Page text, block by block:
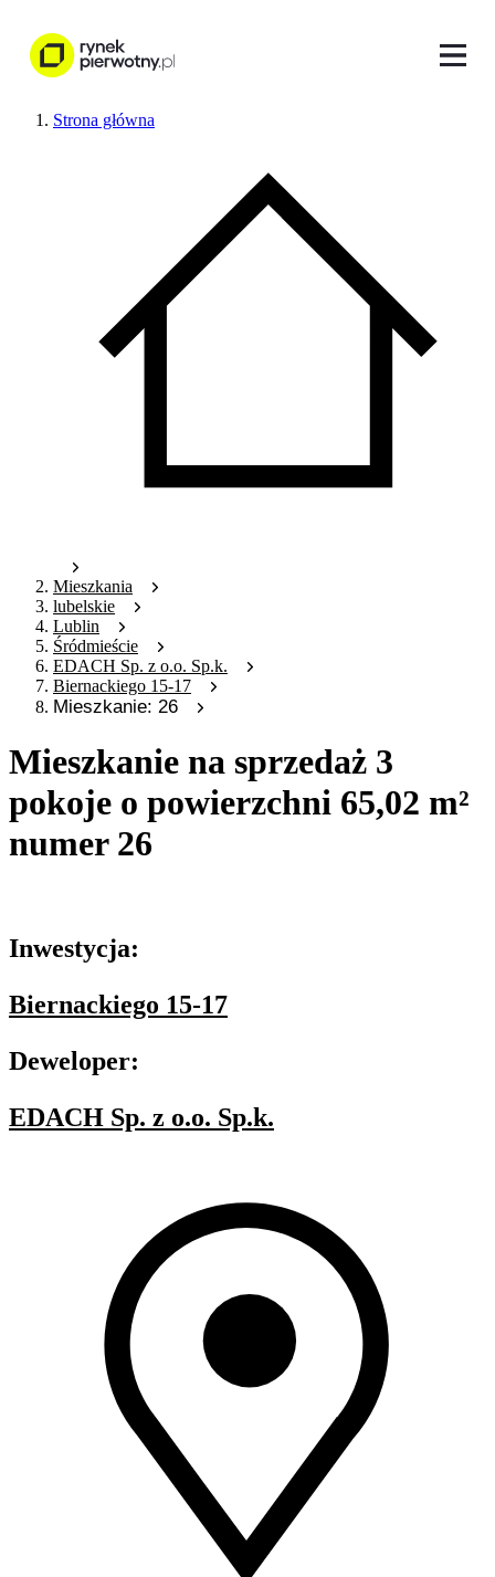
Strona główna
Mieszkania
lubelskie
Lublin
Śródmieście
EDACH Sp. z o.o. Sp.k.
Biernackiego 15-17
Mieszkanie: 26
Mieszkanie na sprzedaż 3
pokoje o powierzchni 65,02 m²
numer 26
Inwestycja:
Biernackiego 15-17
Deweloper:
EDACH Sp. z o.o. Sp.k.